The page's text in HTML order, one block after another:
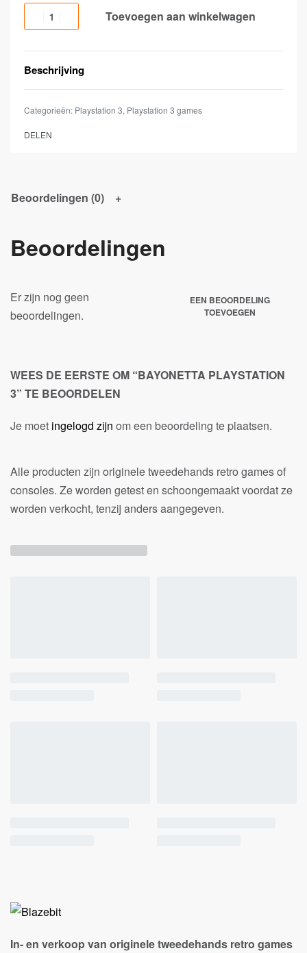
Toevoegen aan winkelwagen
Beschrijving
Categorieën: Playstation 3, Playstation 3 games
DELEN
Beoordelingen (0)
Beoordelingen
Er zijn nog geen
beoordelingen.
EEN BEOORDELING
TOEVOEGEN
WEES DE EERSTE OM “BAYONETTA PLAYSTATION
3” TE BEOORDELEN
Je moet ingelogd zijn om een beoordeling te plaatsen.
Alle producten zijn originele tweedehands retro games of
consoles. Ze worden getest en schoongemaakt voordat ze
worden verkocht, tenzij anders aangegeven.
In- en verkoop van originele tweedehands retro games